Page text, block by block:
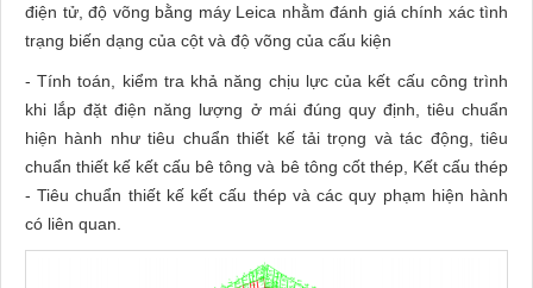
điện tử, độ võng bằng máy Leica nhằm đánh giá chính xác tình
trạng biến dạng của cột và độ võng của cấu kiện
- Tính toán, kiểm tra khả năng chịu lực của kết cấu công trình
khi lắp đặt điện năng lượng ở mái đúng quy định, tiêu chuẩn
hiện hành như tiêu chuẩn thiết kế tải trọng và tác động, tiêu
chuẩn thiết kế kết cấu bê tông và bê tông cốt thép, Kết cấu thép
- Tiêu chuẩn thiết kế kết cấu thép và các quy phạm hiện hành
có liên quan.